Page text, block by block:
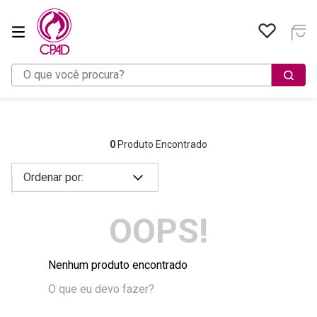
O que você procura?
0 Produto Encontrado
OOPS!
Nenhum produto encontrado
O que eu devo fazer?